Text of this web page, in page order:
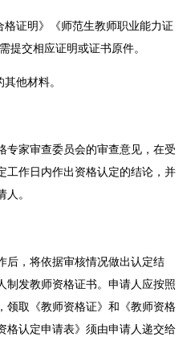
证明》《师范生教师职业能力证
提交相应证明或证书原件。
他材料。
专家审查委员会的审查意见，在受
工作日内作出资格认定的结论，并
。
后，将依据审核情况做出认定结
制发教师资格证书。申请人应按照
领取《教师资格证》和《教师资格
格认定申请表》须由申请人递交给